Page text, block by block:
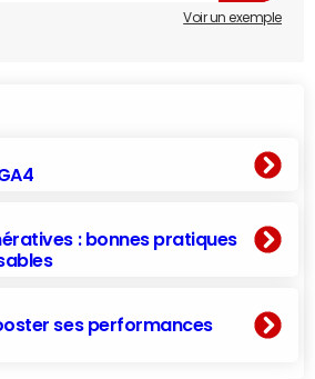
Voir un exemple
: bonnes pratiques
ses performances